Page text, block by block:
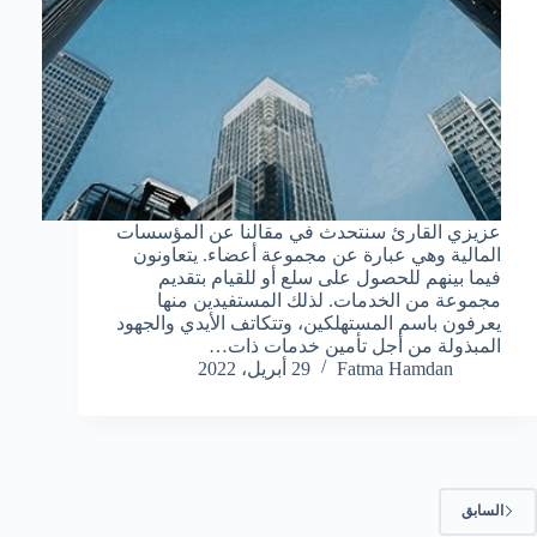
عزيزي القارئ سنتحدث في مقالنا عن المؤسسات
المالية وهي عبارة عن مجموعة أعضاء. يتعاونون
فيما بينهم للحصول على سلع أو للقيام بتقديم
مجموعة من الخدمات. لذلك المستفيدين منها
يعرفون باسم المستهلكين، وتتكاتف الأيدي والجهود
المبذولة من أجل تأمين خدمات ذات…
Fatma Hamdan
29 أبريل، 2022
السابق